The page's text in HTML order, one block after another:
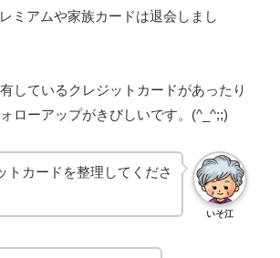
ミアムや家族カードは退会しまし
しているクレジットカードがあったり
ローアップがきびしいです。(^_^;;)
いそ江
トカードを整理してくださ